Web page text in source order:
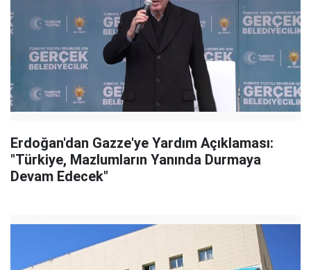
Erdoğan'dan Gazze'ye Yardım Açıklaması:
"Türkiye, Mazlumların Yanında Durmaya
Devam Edecek"